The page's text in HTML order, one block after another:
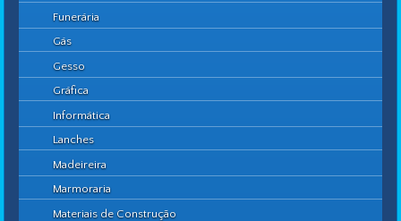
Funerária
Gás
Gesso
Gráfica
Informática
Lanches
Madeireira
Marmoraria
Materiais de Construção